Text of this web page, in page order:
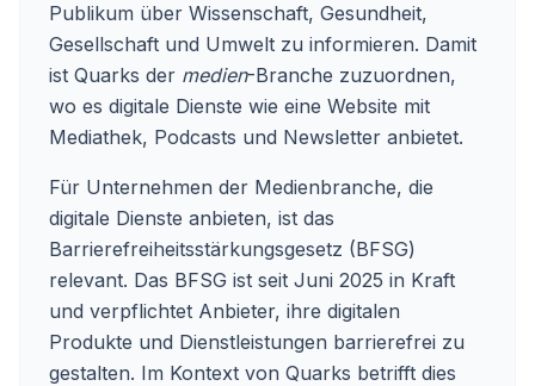
Publikum über Wissenschaft, Gesundheit,
Gesellschaft und Umwelt zu informieren. Damit
ist Quarks der medien-Branche zuzuordnen,
wo es digitale Dienste wie eine Website mit
Mediathek, Podcasts und Newsletter anbietet.
Für Unternehmen der Medienbranche, die
digitale Dienste anbieten, ist das
Barrierefreiheitsstärkungsgesetz (BFSG)
relevant. Das BFSG ist seit Juni 2025 in Kraft
und verpflichtet Anbieter, ihre digitalen
Produkte und Dienstleistungen barrierefrei zu
gestalten. Im Kontext von Quarks betrifft dies